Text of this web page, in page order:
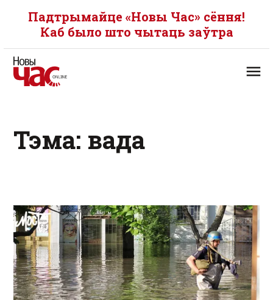
Падтрымайце «Новы Час» сёння!
Каб было што чытаць заўтра
Тэма: вада